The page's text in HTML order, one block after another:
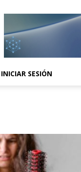
INICIAR SESIÓN